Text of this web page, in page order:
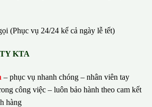
(Phục vụ 24/24 kể cả ngày lễ tết)
KTA
– phục vụ nhanh chóng – nhân viên tay
công việc – luôn bảo hành theo cam kết
hàng